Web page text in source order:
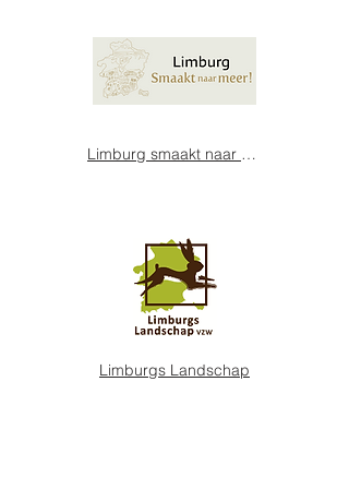
Limburg smaakt naar meer
Limburgs Landschap